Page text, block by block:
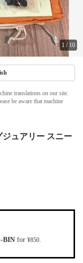
1 / 10
translations on our site.
be aware that machine
ジュアリー スニー
BIN for ¥850.